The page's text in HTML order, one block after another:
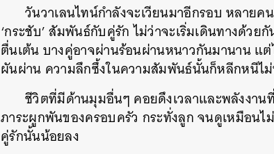
วันวาเลนไทน์กำลังจะเวียนมาอีกรอบ หลาย
‘กระชับ’ สัมพันธ์กับคู่รัก ไม่ว่าจะเริ่มเดินทางด้ว
ตื่นเต้น บางคู่อาจผ่านร้อนผ่านหนาวกันมานาน แ
ผันผ่าน ความลึกซึ้งในความสัมพันธ์นั้นก็หลีกหนีไม่
ชีวิตที่มีด้านมุมอื่นๆ คอยดึงเวลาและพลังงาน
ภาระผูกพันของครอบครัว กระทั่งลูก จนดูเหมือน
คู่รักนั้นน้อยลง